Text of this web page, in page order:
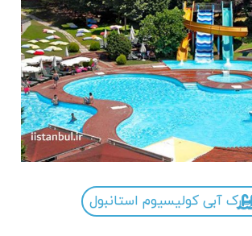
پارک آبی کولیسیوم استانبول